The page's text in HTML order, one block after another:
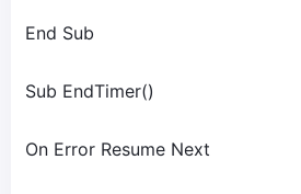
End Sub
Sub EndTimer()
On Error Resume Next